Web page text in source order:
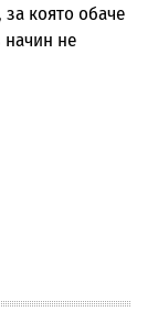
която обаче
начин не